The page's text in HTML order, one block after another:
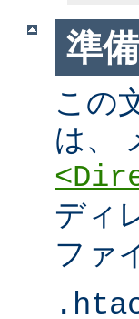
準備
この
は、
ディ
ファ